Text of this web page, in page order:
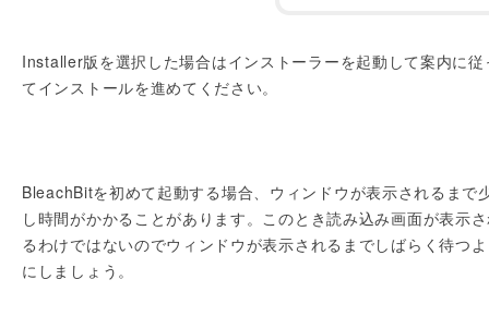
Installer版を選択した場合はインストーラーを起動して案内に従
てインストールを進めてください。
BleachBitを初めて起動する場合、ウィンドウが表示されるまで
し時間がかかることがあります。このとき読み込み画面が表示
るわけではないのでウィンドウが表示されるまでしばらく待つ
にしましょう。